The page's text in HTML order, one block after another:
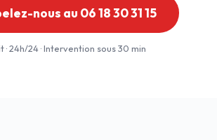
nous au 06 18 30 31 15
· 24h/24 · Intervention sous 30 min